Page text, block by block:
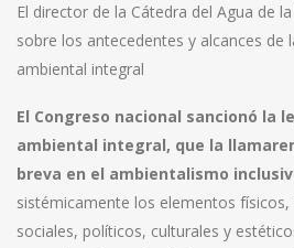
El director de la Cátedra del Agua de
sobre los antecedentes y alcances de
ambiental integral
El Congreso nacional sancionó la
ambiental integral, que la
breva en el ambientalismo
sistémicamente los elementos
sociales, políticos, culturales y